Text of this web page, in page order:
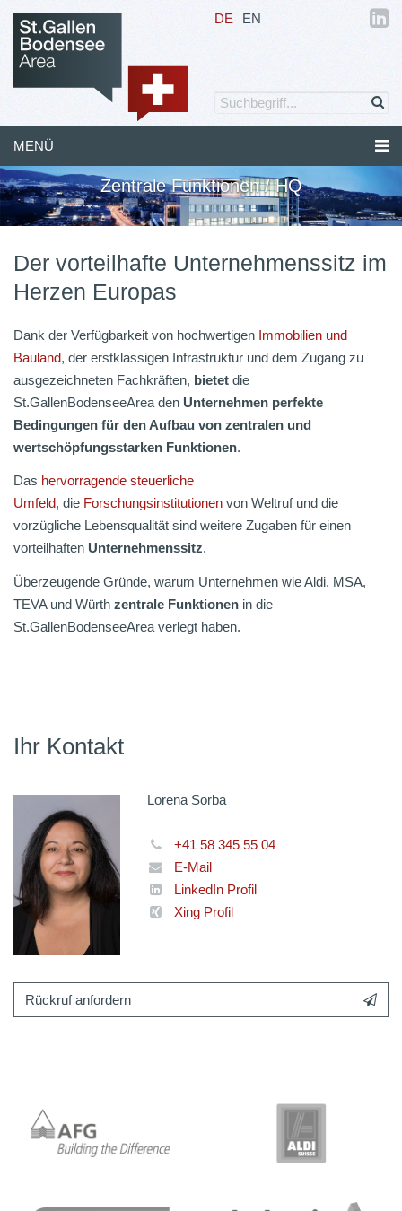
DE EN
MENÜ
Zentrale Funktionen / HQ
Der vorteilhafte Unternehmenssitz im
Herzen Europas
Dank der Verfügbarkeit von hochwertigen Immobilien und
Bauland, der erstklassigen Infrastruktur und dem Zugang zu
ausgezeichneten Fachkräften, bietet die
St.GallenBodenseeArea den Unternehmen perfekte
Bedingungen für den Aufbau von zentralen und
wertschöpfungsstarken Funktionen.
Das hervorragende steuerliche
Umfeld, die Forschungsinstitutionen von Weltruf und die
vorzügliche Lebensqualität sind weitere Zugaben für einen
vorteilhaften Unternehmenssitz.
Überzeugende Gründe, warum Unternehmen wie Aldi, MSA,
TEVA und Würth zentrale Funktionen in die
St.GallenBodenseeArea verlegt haben.
Ihr Kontakt
Lorena Sorba
+41 58 345 55 04
E-Mail
LinkedIn Profil
Xing Profil
Rückruf anfordern